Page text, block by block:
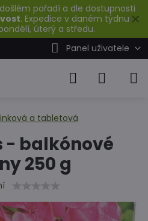
✕
pořadí a dle dostupnosti
. Expedice v daném týdnu
úterý a středu.
Panel uživatele
a tabletová
- balkónové
250 g